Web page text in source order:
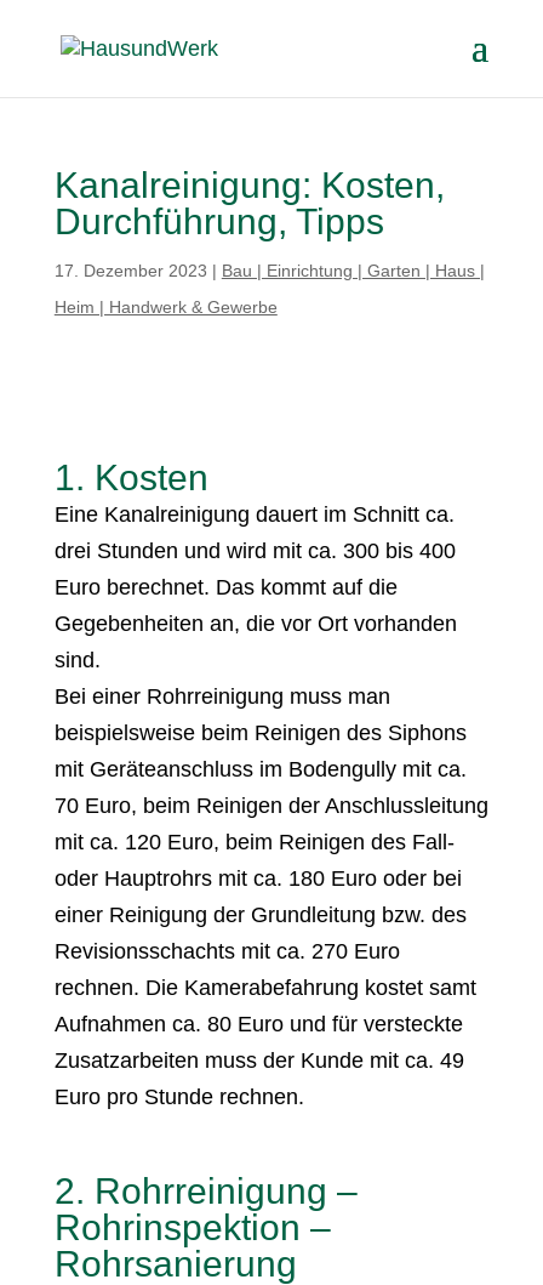
Kanalreinigung: Kosten,
Durchführung, Tipps
17. Dezember 2023 | Bau | Einrichtung | Garten | Haus |
Heim | Handwerk & Gewerbe
1. Kosten
Eine Kanalreinigung dauert im Schnitt ca.
drei Stunden und wird mit ca. 300 bis 400
Euro berechnet. Das kommt auf die
Gegebenheiten an, die vor Ort vorhanden
sind.
Bei einer Rohrreinigung muss man
beispielsweise beim Reinigen des Siphons
mit Geräteanschluss im Bodengully mit ca.
70 Euro, beim Reinigen der Anschlussleitung
mit ca. 120 Euro, beim Reinigen des Fall-
oder Hauptrohrs mit ca. 180 Euro oder bei
einer Reinigung der Grundleitung bzw. des
Revisionsschachts mit ca. 270 Euro
rechnen. Die Kamerabefahrung kostet samt
Aufnahmen ca. 80 Euro und für versteckte
Zusatzarbeiten muss der Kunde mit ca. 49
Euro pro Stunde rechnen.
2. Rohrreinigung –
Rohrinspektion –
Rohrsanierung